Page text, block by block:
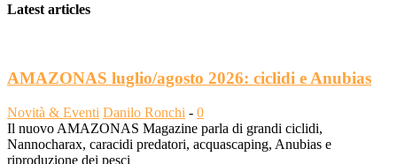
Latest articles
AMAZONAS luglio/agosto 2026: ciclidi e Anubias
Novità & Eventi Danilo Ronchi - 0
Il nuovo AMAZONAS Magazine parla di grandi ciclidi,
Nannocharax, caracidi predatori, acquascaping, Anubias e
riproduzione dei pesci